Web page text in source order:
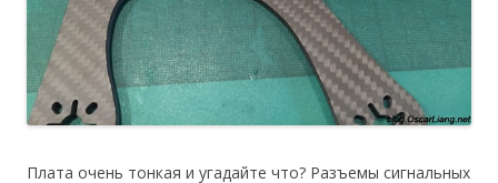
Плата очень тонкая и угадайте что? Разъемы сигнальных